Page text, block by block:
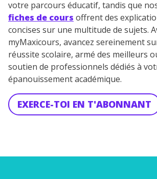
votre parcours éducatif, tandis que
fiches de cours offrent des
concises sur une multitude de sujets.
myMaxicours, avancez sereinement
réussite scolaire, armé des meilleurs
soutien de professionnels dédiés à
épanouissement académique.
EXERCE-TOI EN T'ABONNANT
J’accepte de recevoir les
communications de la part de
myMaxicours.
Votre adresse e-mail sera
vous envoyer notre newsletter. Vous
désinscrire à tout moment, à travers le
désinscription présent dans chaque
en savoir plus sur la gestion de vos
personnelles et pour exercer vos